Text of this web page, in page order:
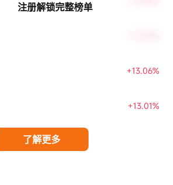
+13.06%
+13.01%
注册解锁完整榜单
了解更多